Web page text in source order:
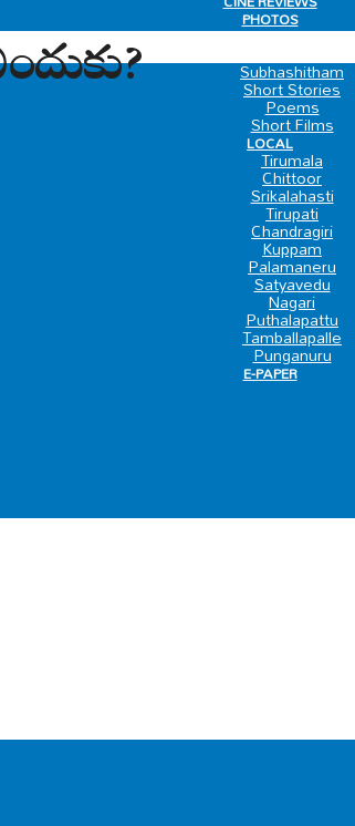
PHOTOS
VIDEOS
Subhashitham
Short Stories
Poems
Short Films
LOCAL
Tirumala
Chittoor
Srikalahasti
Tirupati
Chandragiri
Kuppam
Palamaneru
Satyavedu
Nagari
Puthalapattu
Tamballapalle
Punganuru
E-PAPER